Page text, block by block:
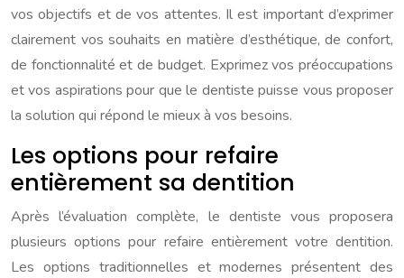
vos objectifs et de vos attentes. Il est important d’exprimer
clairement vos souhaits en matière d’esthétique, de confort,
de fonctionnalité et de budget. Exprimez vos préoccupations
et vos aspirations pour que le dentiste puisse vous proposer
la solution qui répond le mieux à vos besoins.
Les options pour refaire
entièrement sa dentition
Après l’évaluation complète, le dentiste vous proposera
plusieurs options pour refaire entièrement votre dentition.
Les options traditionnelles et modernes présentent des